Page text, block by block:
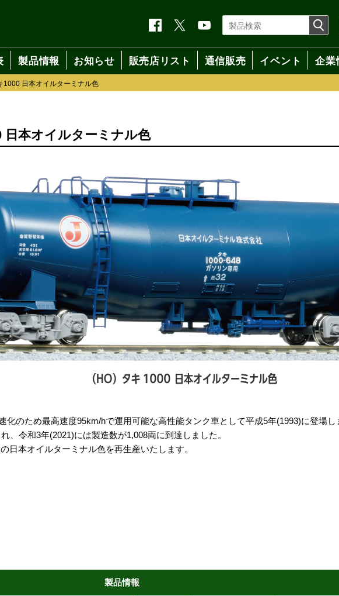
製品情報 お知らせ 販売店リスト 通信販売 イベント 企業
1000 日本オイルターミナル色
日本オイルターミナル色
化のため最高速度95km/hで運用可能な高性能タンク車として平成5年(1993)に登場
、令和3年(2021)には製造数が1,008両に到達しました。
日本オイルターミナル色を再生産いたします。
製品情報